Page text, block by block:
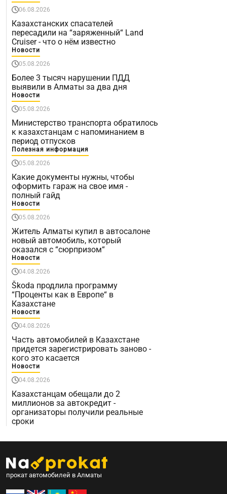
06.08.2026
Казахстанских спасателей
пересадили на “заряженный“ Land
Cruiser - что о нём известно
Новости
05.08.2026
Более 3 тысяч нарушении ПДД
выявили в Алматы за два дня
Новости
05.08.2026
Министерство транспорта обратилось
к казахстанцам с напоминанием в
период отпусков
Полезная информация
05.08.2026
Какие документы нужны, чтобы
оформить гараж на свое имя -
полный гайд
Новости
05.08.2026
Житель Алматы купил в автосалоне
новый автомобиль, который
оказался с “сюрпризом“
Новости
04.08.2026
Škoda продлила программу
“Проценты как в Европе“ в
Казахстане
Новости
04.08.2026
Часть автомобилей в Казахстане
придется зарегистрировать заново -
кого это касается
Новости
04.08.2026
Казахстанцам обещали до 2
миллионов за автокредит -
организаторы получили реальные
сроки
прокат автомобилей в Алматы